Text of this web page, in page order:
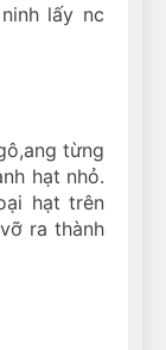
lấy nc
từng
hạt nhỏ.
hạt trên
ra thành